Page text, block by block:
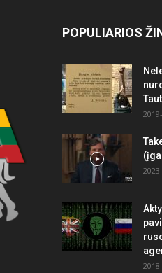
POPULIARIOS